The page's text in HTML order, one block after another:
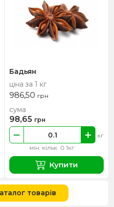
Бадьян
ціна за 1 кг
986,50 грн
мін. кільк. 0.1кг
кг
сума
98,65 грн
Купити
товарів